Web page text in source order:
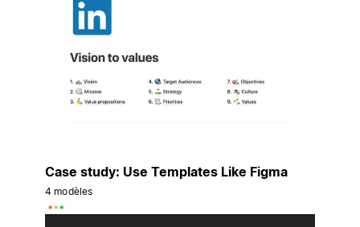
Case study: Use Templates Like Figma
4 modèles